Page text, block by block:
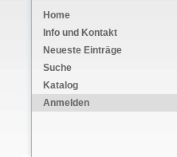
Home
Info und Kontakt
Neueste Einträge
Suche
Katalog
Anmelden